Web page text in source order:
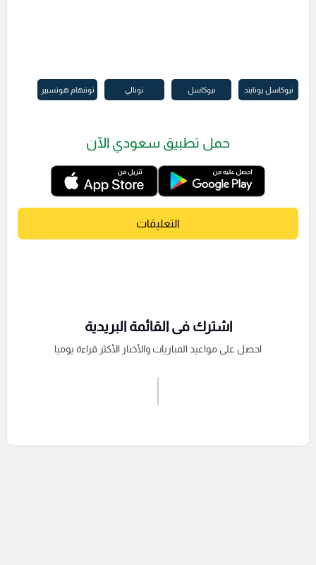
نيوكاسل يونايتد نيوكاسل تونالي توتنهام هوتسبير
حمل تطبيق سعودي الآن
التعليقات
اشترك فى القائمة البريدية
احصل على مواعيد المباريات والأخبار الأكثر قراءة يوميا